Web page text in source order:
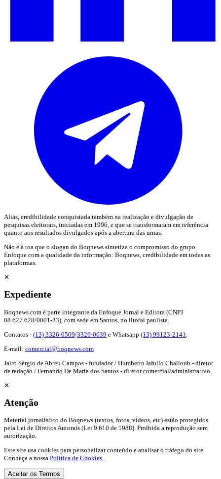
Aliás, credibilidade conquistada também na realização e divulgação de
pesquisas eleitorais, iniciadas em 1996, e que se transformaram em referência
quanto aos resultados divulgados após a abertura das urnas.
Não é à toa que o slogan do Boqnews sintetiza o compromisso do grupo
Enfoque com a qualidade da informação: Boqnews, credibilidade em todas as
plataformas.
✕
Expediente
Boqnews.com é parte integrante da Enfoque Jornal e Editora (CNPJ
08.627.628/0001-23), com sede em Santos, no litoral paulista.
Contatos - (13) 3326-0509/3326-0639 e Whatsapp (13) 99123-2141
E-mail: comercial@boqnews.com
Jairo Sérgio de Abreu Campos - fundador / Humberto Iafullo Challoub - diretor
de redação / Fernando De Maria dos Santos - diretor comercial/administrativo.
✕
Atenção
Material jornalístico do Boqnews (textos, fotos, vídeos, etc) estão protegidos
pela Lei de Direitos Autorais (Lei 9.610 de 1988). Proibida a reprodução sem
autorização.
Este site usa cookies para personalizar conteúdo e analisar o tráfego do site.
Conheça a nossa Política de Cookies.
Aceitar os Termos